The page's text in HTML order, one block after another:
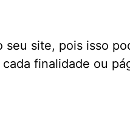
seu site, pois isso
finalidade ou